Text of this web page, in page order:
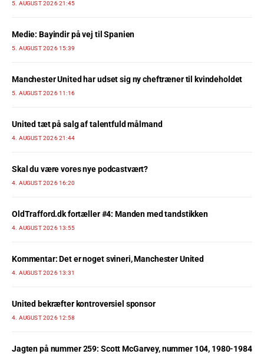
5. AUGUST 2026 21:45
Medie: Bayindir på vej til Spanien
5. AUGUST 2026 15:39
Manchester United har udset sig ny cheftræner til kvindeholdet
5. AUGUST 2026 11:16
United tæt på salg af talentfuld målmand
4. AUGUST 2026 21:44
Skal du være vores nye podcastvært?
4. AUGUST 2026 16:20
OldTrafford.dk fortæller #4: Manden med tandstikken
4. AUGUST 2026 13:55
Kommentar: Det er noget svineri, Manchester United
4. AUGUST 2026 13:31
United bekræfter kontroversiel sponsor
4. AUGUST 2026 12:58
Jagten på nummer 259: Scott McGarvey, nummer 104, 1980-1984